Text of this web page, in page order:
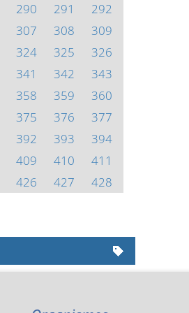
290 291
292
307 308
309
324 325
326
341 342
343
358 359
360
375 376
377
392 393
394
409 410
411
426 427
428